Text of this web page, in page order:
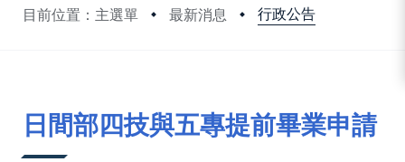
目前位置：主選單 最新消息 行政公告
日間部四技與五專提前畢業申請